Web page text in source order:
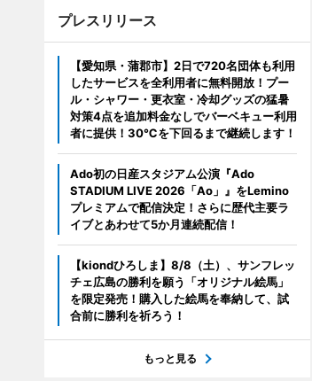
プレスリリース
【愛知県・蒲郡市】2日で720名団体も利用
したサービスを全利用者に無料開放！プー
ル・シャワー・更衣室・冷却グッズの猛暑
対策4点を追加料金なしでバーベキュー利用
者に提供！30℃を下回るまで継続します！
Ado初の日産スタジアム公演『Ado
STADIUM LIVE 2026「Ao」』をLemino
プレミアムで配信決定！さらに歴代主要ラ
イブとあわせて5か月連続配信！
【kiondひろしま】8/8（土）、サンフレッ
チェ広島の勝利を願う「オリジナル絵馬」
を限定発売！購入した絵馬を奉納して、試
合前に勝利を祈ろう！
もっと見る